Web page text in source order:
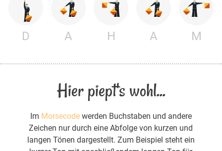
D A H A M
Hier piept's wohl...
Im Morsecodewerden Buchstaben und andere
Zeichen nur durch eine Abfolge von kurzen und
langen Tönen dargestellt. Zum Beispiel steht ein